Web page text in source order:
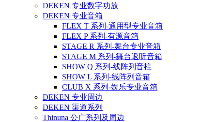
DEKEN 专业数字功放
DEKEN 专业音箱
FLEX T 系列-通用型专业音箱
FLEX P 系列-有源音箱
STAGE R 系列-舞台专业音箱
STAGE M 系列-舞台返听音箱
SHOW Q 系列-线阵列音柱
SHOW L 系列-线阵列音箱
CLUB X 系列-娱乐专业音箱
DEKEN 专业周边
DEKEN 渠道系列
Thinuna 公广系列及周边